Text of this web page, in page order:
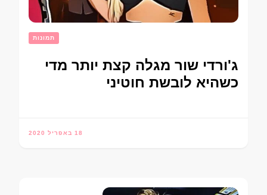
תמונות
ג'ורדי שור מגלה קצת יותר מדי
כשהיא לובשת חוטיני
18 באפריל 2020